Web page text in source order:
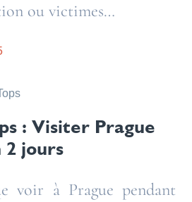
ou victimes…
: Visiter Prague
2 jours
voir à Prague pendant